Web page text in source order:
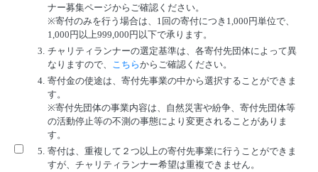
ナー募集ページからご確認ください。
※寄付のみを行う場合は、1回の寄付につき1,000円単位で、
1,000円以上999,000円以下で承ります。
3. チャリティランナーの選定基準は、各寄付先団体によって異
なりますので、 こちらからご確認ください。
4. 寄付金の使途は、寄付先事業の中から選択することができま
す。
※寄付先団体の事業内容は、自然災害や紛争、寄付先団体等
の活動停止等の不測の事態により変更されることがありま
す。
5. 寄付は、重複して２つ以上の寄付先事業に行うことができま
すが、チャリティランナー希望は重複できません。